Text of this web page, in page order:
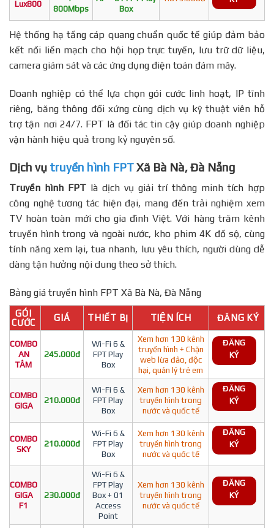
Lux800
800Mbps
Box
Hệ thống hạ tầng cáp quang chuẩn quốc tế giúp đảm bảo
kết nối liền mạch cho hội họp trực tuyến, lưu trữ dữ liệu,
camera giám sát và các ứng dụng điện toán đám mây.
Doanh nghiệp có thể lựa chọn gói cước linh hoạt, IP tĩnh
riêng, băng thông đối xứng cùng dịch vụ kỹ thuật viên hỗ
trợ tận nơi 24/7. FPT là đối tác tin cậy giúp doanh nghiệp
vận hành hiệu quả trong kỷ nguyên số.
Dịch vụ truyền hình FPTXã Bà Nà, Đà Nẵng
Truyền hình FPT là dịch vụ giải trí thông minh tích hợp
công nghệ tương tác hiện đại, mang đến trải nghiệm xem
TV hoàn toàn mới cho gia đình Việt. Với hàng trăm kênh
truyền hình trong và ngoài nước, kho phim 4K đồ sộ, cùng
tính năng xem lại, tua nhanh, lưu yêu thích, người dùng dễ
dàng tận hưởng nội dung theo sở thích.
Bảng giá truyền hình FPT Xã Bà Nà, Đà Nẵng
GÓI
CƯỚC
GIÁ THIẾT BỊ TIỆN ÍCH ĐĂNG KÝ
COMBO
AN
TÂM
245.000đ
Wi-Fi 6 &
FPT Play
Box
Xem hơn 130 kênh
truyền hình + Chặn
web lừa đảo, độc
hại, quản lý trẻ em
ĐĂNG
KÝ
COMBO
GIGA
210.000đ
Wi-Fi 6 &
FPT Play
Box
Xem hơn 130 kênh
truyền hình trong
nước và quốc tế
ĐĂNG
KÝ
COMBO
SKY
210.000đ
Wi-Fi 6 &
FPT Play
Box
Xem hơn 130 kênh
truyền hình trong
nước và quốc tế
ĐĂNG
KÝ
COMBO
GIGA
F1
230.000đ
Wi-Fi 6 &
FPT Play
Box + 01
Access
Point
Xem hơn 130 kênh
truyền hình trong
nước và quốc tế
ĐĂNG
KÝ